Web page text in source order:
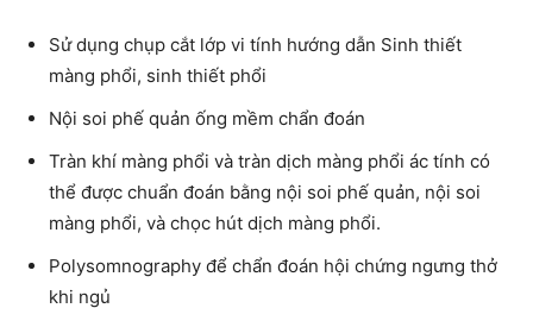
Sử dụng chụp cắt lớp vi tính hướng dẫn Sinh thiết
màng phổi, sinh thiết phổi
Nội soi phế quản ống mềm chẩn đoán
Tràn khí màng phổi và tràn dịch màng phổi ác tính có
thể được chuẩn đoán bằng nội soi phế quản, nội soi
màng phổi, và chọc hút dịch màng phổi.
Polysomnography để chẩn đoán hội chứng ngưng thở
khi ngủ